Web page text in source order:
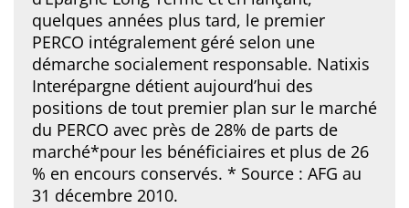
quelques années plus tard, le premier
PERCO intégralement géré selon une
démarche socialement responsable. Natixis
Interépargne détient aujourd’hui des
positions de tout premier plan sur le marché
du PERCO avec près de 28% de parts de
marché*pour les bénéficiaires et plus de 26
% en encours conservés. * Source : AFG au
31 décembre 2010.